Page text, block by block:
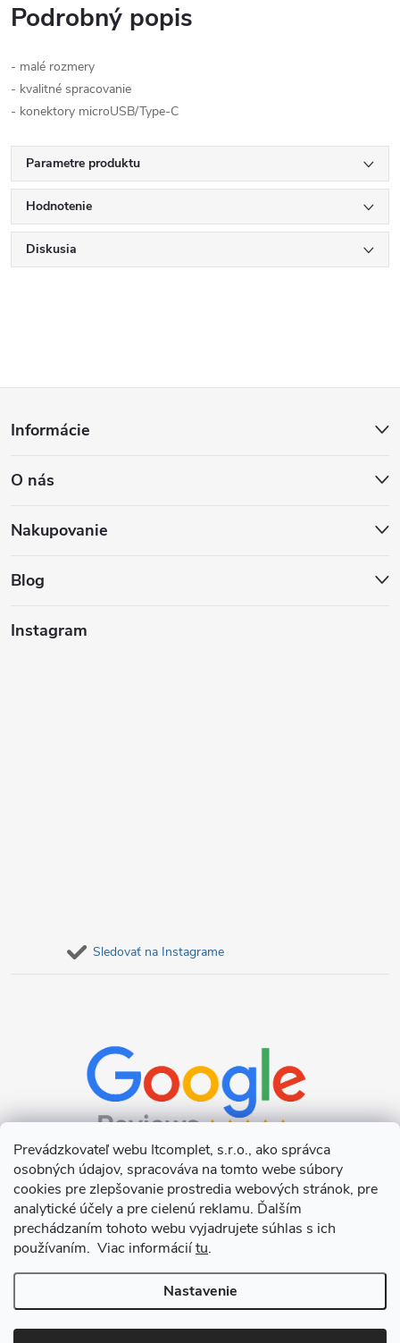
Prevádzkovateľ webu Itcomplet, s.r.o., ako správca
osobných údajov, spracováva na tomto webe súbory
cookies pre zlepšovanie prostredia webových stránok, pre
analytické účely a pre cielenú reklamu. Ďalším
prechádzaním tohoto webu vyjadrujete súhlas s ich
používaním. Viac informáciítu.
Nastavenie
Podrobný popis
- malé rozmery
- kvalitné spracovanie
- konektory microUSB/Type-C
Parametre produktu
Hodnotenie
Diskusia
p
ä
Informácie
O nás
Nakupovanie
Blog
Instagram
Sledovať na Instagrame
Copyright 2026Itcomplet s.r.o.. Všetky práva vyhradené.Upraviť
nastavenie cookies